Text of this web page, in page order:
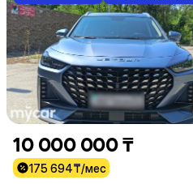
10 000 000 ₸
175 694₸/мес